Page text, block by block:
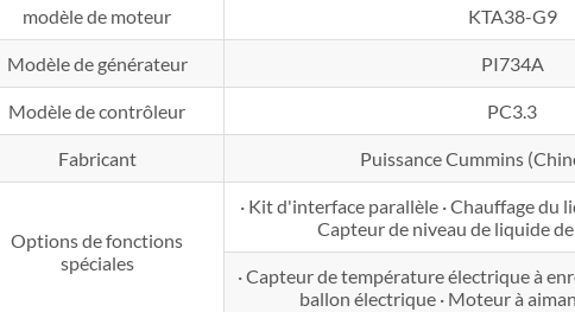
modèle de moteur KTA38-G9
Modèle de générateur PI734A
Modèle de contrôleur PC3.3
Fabricant Puissance Cummins
Options de fonctions
spéciales
· Kit d'interface parallèle · Chauffage du
Capteur de niveau de liquide
· Capteur de température électrique à
ballon électrique · Moteur à